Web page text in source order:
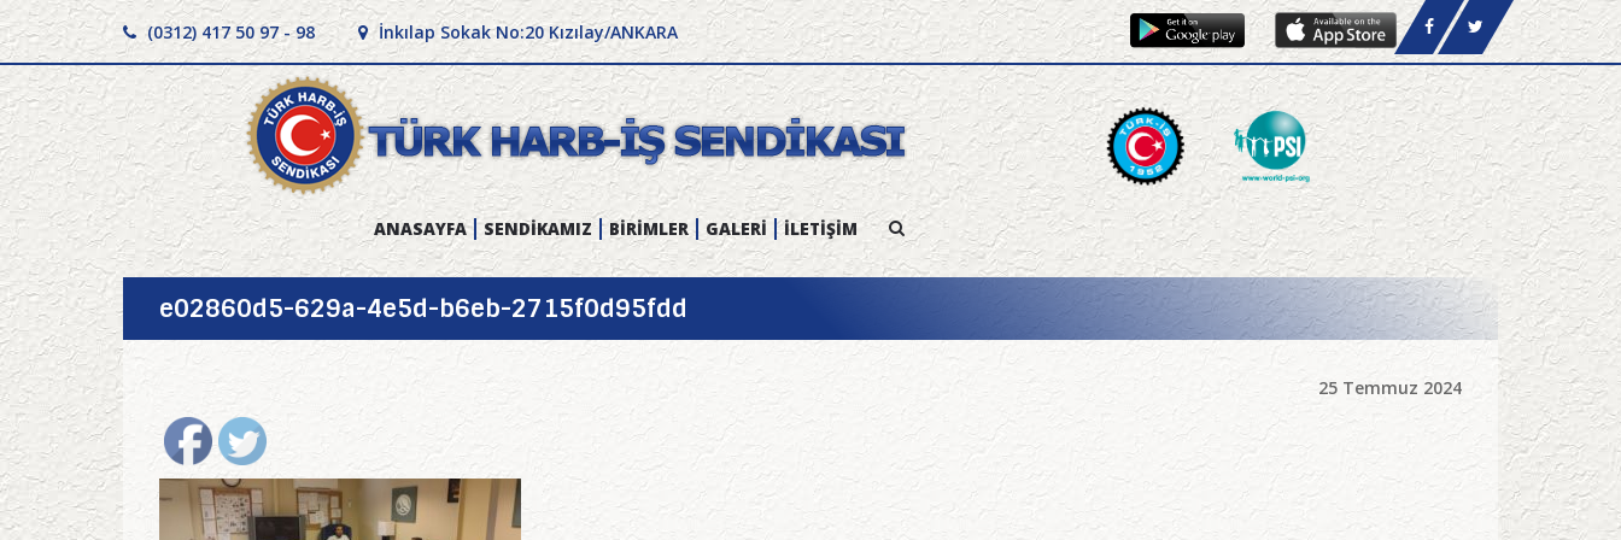
(0312) 417 50 97 - 98 İnkılap Sokak No:20 Kızılay/ANKARA
ANASAYFA SENDİKAMIZ BİRİMLER GALERİ İLETİŞİM
e02860d5-629a-4e5d-b6eb-2715f0d95fdd
25 Temmuz 2024